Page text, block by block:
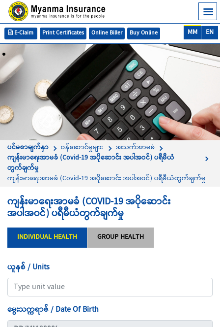
EN
MM
Buy Online
Online Biller
Print Certificates
E-Claim
ပင်မစာမျက်နှာ ဝန်ဆောင်မှုများ
အသက်အာမခံ
ကျန်းမာရေးအာမခံ (Covid-19 အပိုဆောင်း အပါအဝင်) ပရီမီယံ
တွက်ချက်မှု
ကျန်းမာရေးအာမခံ (Covid-19 အပိုဆောင်း အပါအဝင်) ပရီမီယံတွက်ချက်မှု
ကျန်းမာရေးအာမခံ (COVID-19 အပိုဆောင်း
အပါအဝင်) ပရီမီယံတွက်ချက်မှု
INDIVIDUAL HEALTH GROUP HEALTH
ယူနစ် / Units
မွေးသက္ကရာဇ် / Date Of Birth